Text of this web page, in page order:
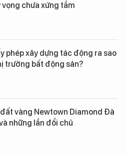
vọng chưa xứng tầm
phép xây dựng tác động ra sao
trường bất động sản?
đất vàng Newtown Diamond Đà
những lần đổi chủ